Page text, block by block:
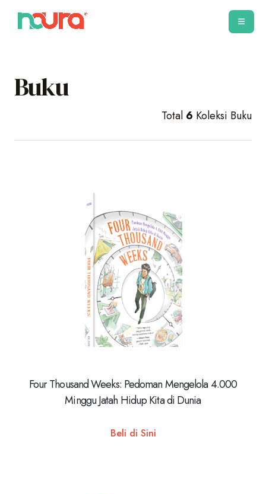
Buku
Total 6 Koleksi Buku
Four Thousand Weeks: Pedoman Mengelola 4.000
Minggu Jatah Hidup Kita di Dunia
Beli di Sini